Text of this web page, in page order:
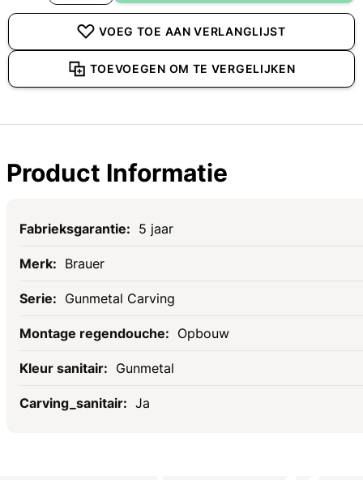
VOEG TOE AAN VERLANGLIJST
TOEVOEGEN OM TE VERGELIJKEN
Product Informatie
Specificaties
5 jaar
Brauer
Gunmetal Carving
Opbouw
Gunmetal
Ja